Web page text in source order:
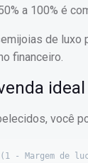
a 100% é
de luxo
financeiro.
ideal
você